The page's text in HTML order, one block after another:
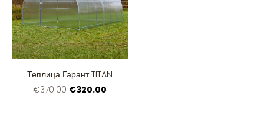
Теплица Гарант TITAN
€370.00 €320.00